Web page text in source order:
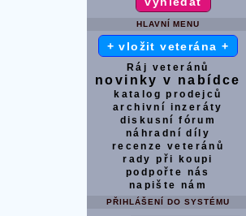
HLAVNÍ MENU
+ vložit veterána +
Ráj veteránů
novinky v nabídce
katalog prodejců
archivní inzeráty
diskusní fórum
náhradní díly
recenze veteránů
rady při koupi
podpořte nás
napište nám
PŘIHLÁŠENÍ DO SYSTÉMU